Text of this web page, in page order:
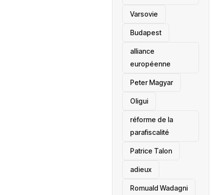
‎Varsovie
Budapest
alliance
européenne
Peter Magyar
Oligui
réforme de la
parafiscalité
Patrice Talon
adieux
Romuald Wadagni